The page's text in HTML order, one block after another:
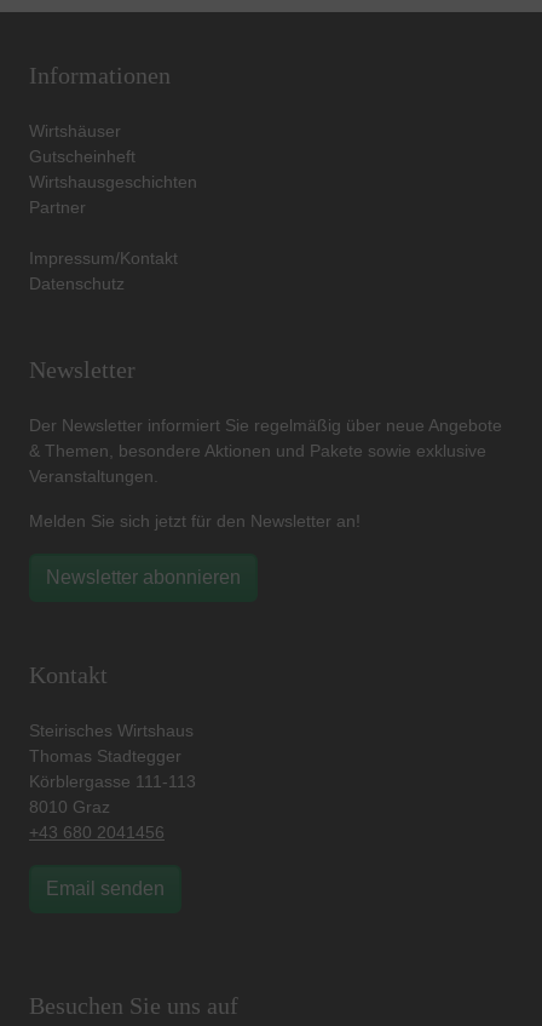
Informationen
Wirtshäuser
Gutscheinheft
Wirtshausgeschichten
Partner
Impressum/Kontakt
Datenschutz
Newsletter
Der Newsletter informiert Sie regelmäßig über neue Angebote
& Themen, besondere Aktionen und Pakete sowie exklusive
Veranstaltungen.
Melden Sie sich jetzt für den Newsletter an!
Newsletter abonnieren
Kontakt
Steirisches Wirtshaus
Thomas Stadtegger
Körblergasse 111-113
8010 Graz
+43 680 2041456
Email senden
Besuchen Sie uns auf